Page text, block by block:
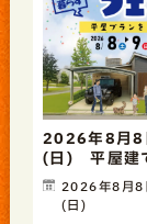
2026年8月8
(日) 平屋建
2026年8月8
(日)